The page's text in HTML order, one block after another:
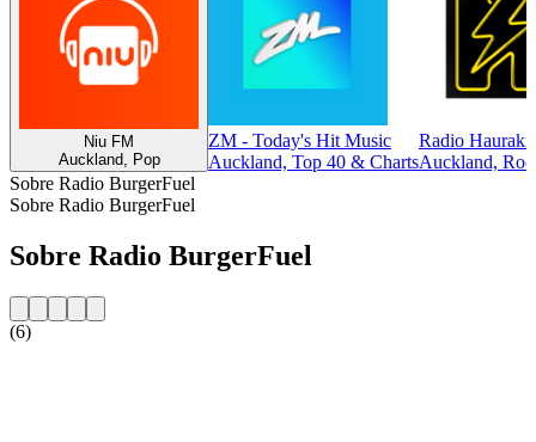
Niu FM
Auckland, Pop
ZM - Today's Hit Music
Auckland, Top 40 & Charts
Radio Hauraki
Auckland,
Sobre Radio BurgerFuel
Sobre Radio BurgerFuel
Sobre Radio BurgerFuel
(6)